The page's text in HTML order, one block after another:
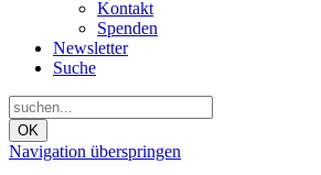
Kontakt
Spenden
Newsletter
Suche
OK
Navigation überspringen